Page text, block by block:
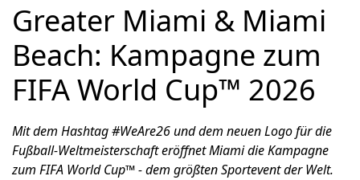
Greater Miami & Miami
Beach: Kampagne zum
FIFA World Cup™ 2026
Mit dem Hashtag #WeAre26 und dem neuen Logo für die
Fußball-Weltmeisterschaft eröffnet Miami die Kampagne
zum FIFA World Cup™ - dem größten Sportevent der Welt.